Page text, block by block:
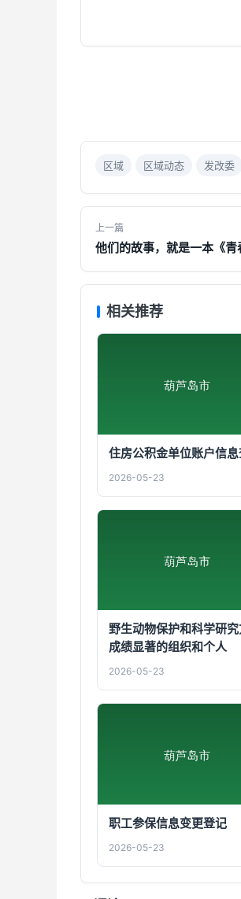
区域 区域动态 发改委
上一篇
他们的故事，就是一本《
相关推荐
住房公积金单位账户信
2026-05-23
野生动物保护和科学研
成绩显著的组织和个人
2026-05-23
职工参保信息变更登记
2026-05-23